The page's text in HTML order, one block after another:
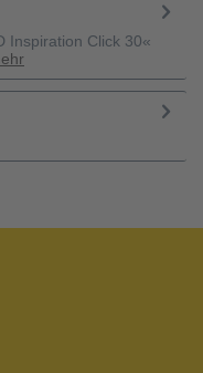
Inspiration Click 30«